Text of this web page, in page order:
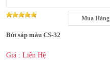
Mua Hàng
Bút sáp màu CS-32
Giá : Liên Hệ